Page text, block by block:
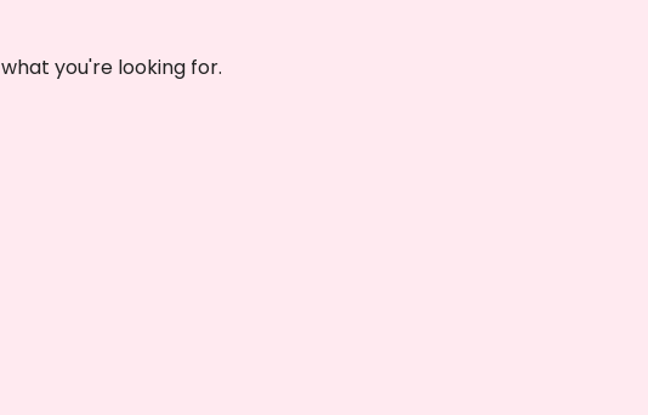
nicht finden, was Sie suchen